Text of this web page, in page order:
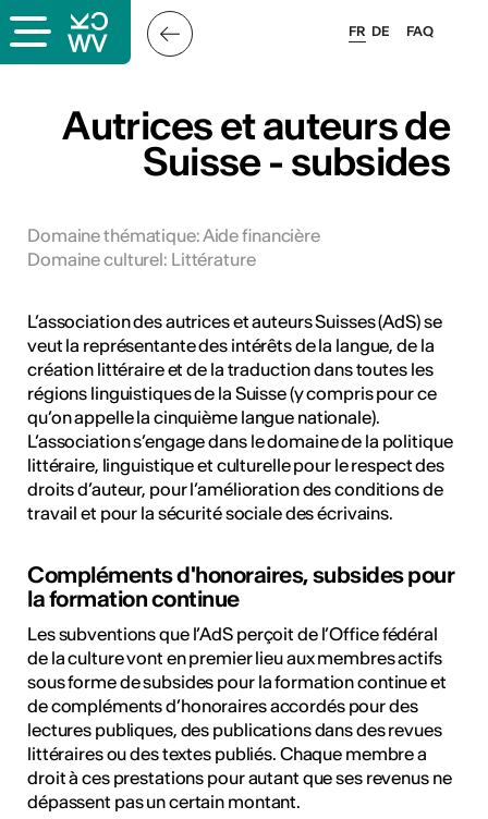
FAQ
FR DE
Autrices et auteurs de
Suisse - subsides
Domaine thématique:Aide financière
Domaine culturel: Littérature
L’association des autrices et auteurs Suisses (AdS) se
veut la représentante des intérêts de la langue, de la
création littéraire et de la traduction dans toutes les
régions linguistiques de la Suisse (y compris pour ce
qu’on appelle la cinquième langue nationale).
L’association s’engage dans le domaine de la politique
littéraire, linguistique et culturelle pour le respect des
droits d’auteur, pour l’amélioration des conditions de
travail et pour la sécurité sociale des écrivains.
Compléments d'honoraires, subsides pour
la formation continue
Les subventions que l’AdS perçoit de l’Office fédéral
de la culture vont en premier lieu aux membres actifs
sous forme de subsides pour la formation continue et
de compléments d’honoraires accordés pour des
lectures publiques, des publications dans des revues
littéraires ou des textes publiés. Chaque membre a
droit à ces prestations pour autant que ses revenus ne
dépassent pas un certain montant.